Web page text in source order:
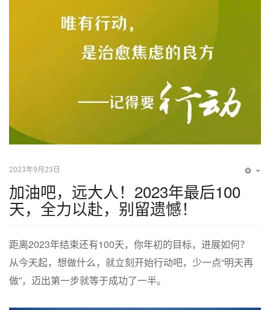
2023年9月23日
加油吧，远大人！2023年最后100
天，全力以赴，别留遗憾！
距离2023年结束还有100天，你年初的目标，进展如何？
从今天起，想做什么，就立刻开始行动吧，少一点“明天再
做”，迈出第一步就等于成功了一半。